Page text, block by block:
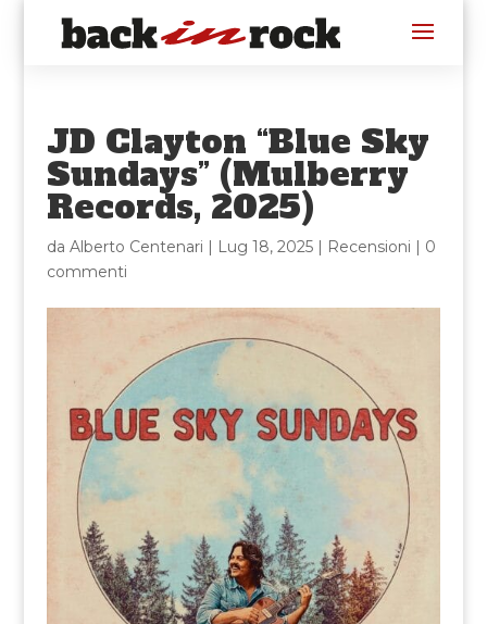
JD Clayton “Blue Sky
Sundays” (Mulberry
Records, 2025)
da Alberto Centenari | Lug 18, 2025| Recensioni | 0
commenti